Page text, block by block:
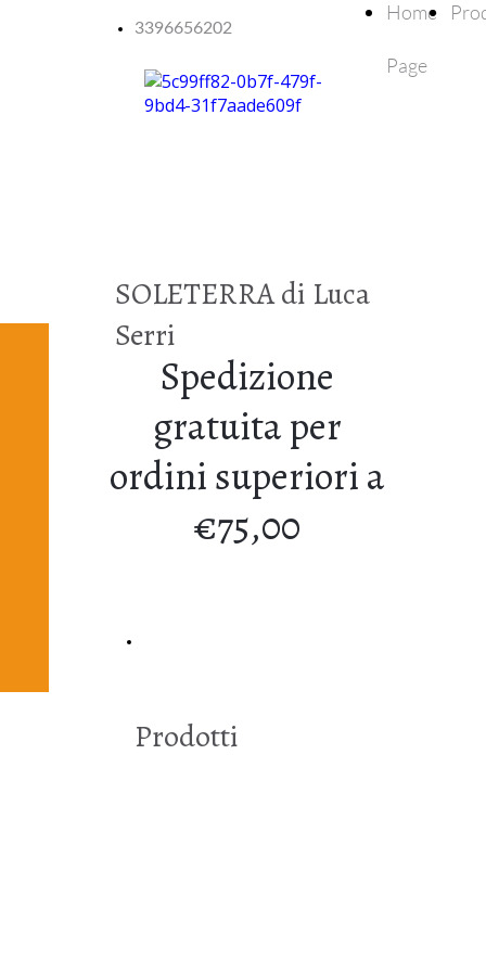
SOLETERRA di Luca
Serri
3396656202
Home
Page
Spedizione
gratuita per
ordini superiori a
€75,00
Prodotti